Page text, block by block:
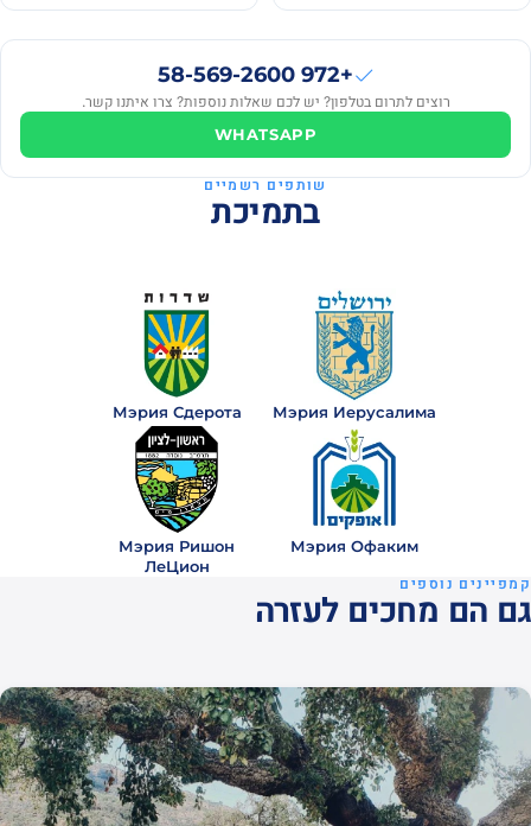
+972 58-569-2600
רוצים לתרום בטלפון? יש לכם שאלות נוספות? צרו איתנו קשר.
WHATSAPP
שותפים רשמיים
בתמיכת
Мэрия Иерусалима
Мэрия Сдерота
Мэрия Офаким
Мэрия Ришон
ЛеЦион
קמפיינים נוספים
גם הם מחכים לעזרה